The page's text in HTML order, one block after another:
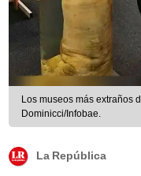
Los museos más extraños
Dominicci/Infobae.
La República